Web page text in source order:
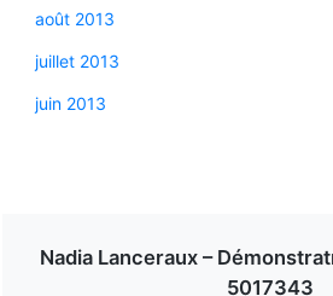
août 2013
juillet 2013
juin 2013
Nadia Lanceraux –
5017343